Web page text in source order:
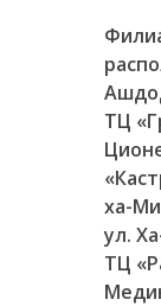
ТЦ
ха-
ул.
ТЦ